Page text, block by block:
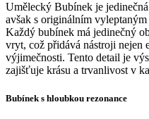
Umělecký Bubínek je
avšak s originálním
Každý bubínek má jedinečný
vryt, což přidává nástroji nejen
výjimečnosti. Tento detail je
zajišťuje krásu a trvanlivost v
Bubínek s hloubkou rezonance